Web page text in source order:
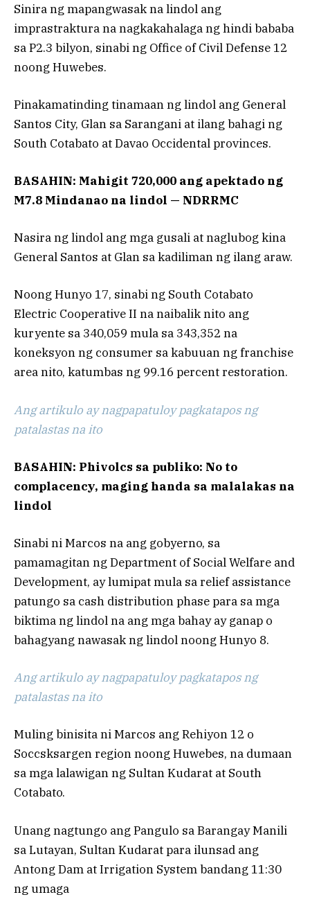
Sinira ng mapangwasak na lindol ang
imprastraktura na nagkakahalaga ng hindi bababa
sa P2.3 bilyon, sinabi ng Office of Civil Defense 12
noong Huwebes.
Pinakamatinding tinamaan ng lindol ang General
Santos City, Glan sa Sarangani at ilang bahagi ng
South Cotabato at Davao Occidental provinces.
BASAHIN: Mahigit 720,000 ang apektado ng
M7.8 Mindanao na lindol — NDRRMC
Nasira ng lindol ang mga gusali at naglubog kina
General Santos at Glan sa kadiliman ng ilang araw.
Noong Hunyo 17, sinabi ng South Cotabato
Electric Cooperative II na naibalik nito ang
kuryente sa 340,059 mula sa 343,352 na
koneksyon ng consumer sa kabuuan ng franchise
area nito, katumbas ng 99.16 percent restoration.
Ang artikulo ay nagpapatuloy pagkatapos ng
patalastas na ito
BASAHIN: Phivolcs sa publiko: No to
complacency, maging handa sa malalakas na
lindol
Sinabi ni Marcos na ang gobyerno, sa
pamamagitan ng Department of Social Welfare and
Development, ay lumipat mula sa relief assistance
patungo sa cash distribution phase para sa mga
biktima ng lindol na ang mga bahay ay ganap o
bahagyang nawasak ng lindol noong Hunyo 8.
Ang artikulo ay nagpapatuloy pagkatapos ng
patalastas na ito
Muling binisita ni Marcos ang Rehiyon 12 o
Soccsksargen region noong Huwebes, na dumaan
sa mga lalawigan ng Sultan Kudarat at South
Cotabato.
Unang nagtungo ang Pangulo sa Barangay Manili
sa Lutayan, Sultan Kudarat para ilunsad ang
Antong Dam at Irrigation System bandang 11:30
ng umaga